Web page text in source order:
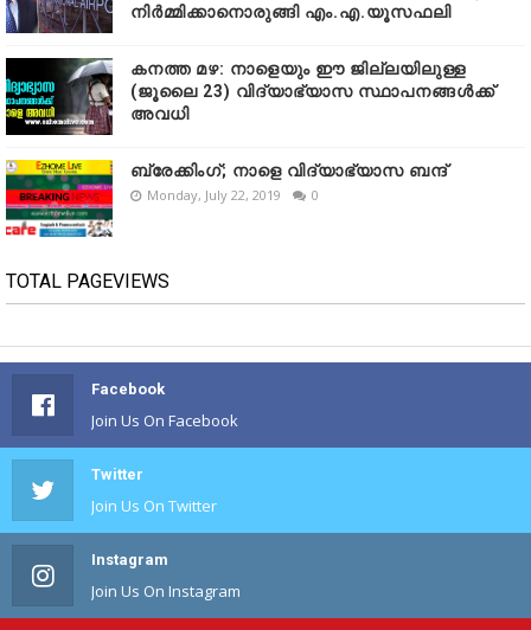
നിർമ്മിക്കാനൊരുങ്ങി എം.എ.യൂസഫലി
കനത്ത മഴ: നാളെയും ഈ ജില്ലയിലുള്ള
(ജൂലൈ 23) വിദ്യാഭ്യാസ സ്ഥാപനങ്ങൾക്ക്
അവധി
ബ്രേക്കിംഗ്; നാളെ വിദ്യാഭ്യാസ ബന്ദ്
Monday, July 22, 2019 0
TOTAL PAGEVIEWS
Facebook
Join Us On Facebook
Twitter
Join Us On Twitter
Instagram
Join Us On Instagram